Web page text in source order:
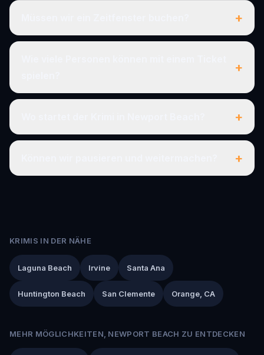
+
+
+
+
KRIMIS IN DER NÄHE
Laguna Beach Irvine Santa Ana
Huntington Beach San Clemente Orange, CA
MEHR MÖGLICHKEITEN, NEWPORT BEACH ZU ENTDECKEN